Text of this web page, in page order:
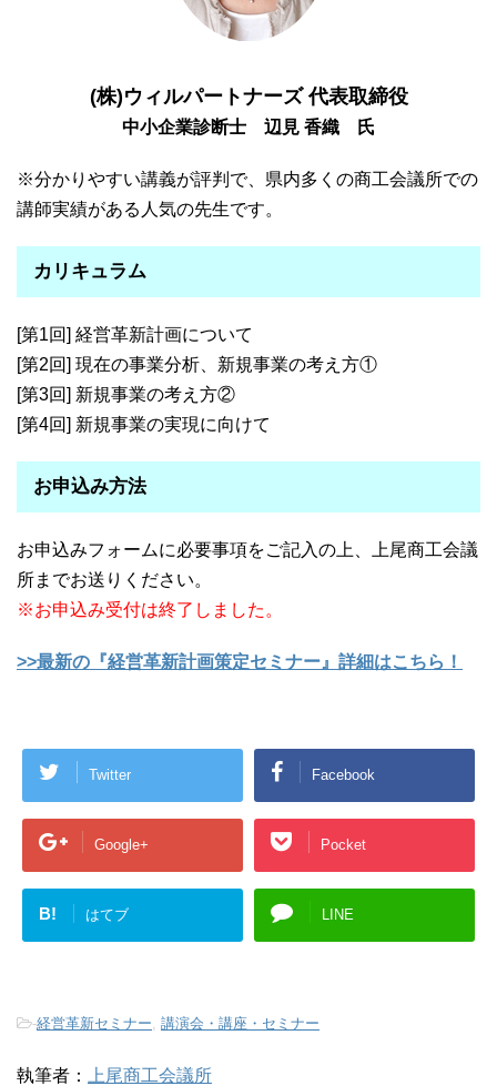
(株)ウィルパートナーズ 代表取締役
中小企業診断士 辺見 香織 氏
※分かりやすい講義が評判で、県内多くの商工会議所での
講師実績がある人気の先生です。
カリキュラム
[第1回] 経営革新計画について
[第2回] 現在の事業分析、新規事業の考え方①
[第3回] 新規事業の考え方②
[第4回] 新規事業の実現に向けて
お申込み方法
お申込みフォームに必要事項をご記入の上、上尾商工会議
所までお送りください。
※お申込み受付は終了しました。
>>最新の『経営革新計画策定セミナー』詳細はこちら！
Twitter Facebook
Google+ Pocket
B! はてブ LINE
-経営革新セミナー 講演会・講座・セミナー
執筆者： 上尾商工会議所